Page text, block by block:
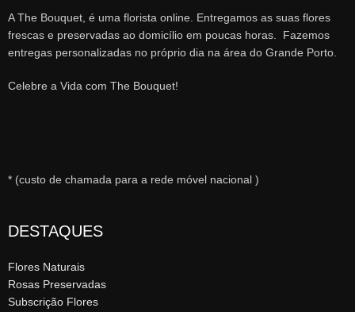
A The Bouquet, é uma florista online. Entregamos as suas flores
frescas e preservadas ao domicílio em poucas horas. Fazemos
entregas personalizadas no próprio dia na área do Grande Porto.
Celebre a Vida com The Bouquet!
* (custo de chamada para a rede móvel nacional )
DESTAQUES
Flores Naturais
Rosas Preservadas
Subscrição Flores